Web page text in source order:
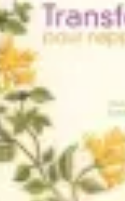
ActualitésAnalyse des
Analyses